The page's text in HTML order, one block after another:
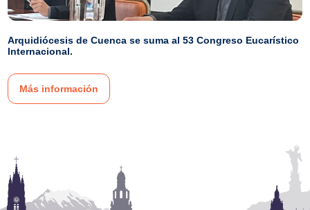
Arquidiócesis de Cuenca se suma al 53 Congreso Eucarístico
Internacional.
Más información